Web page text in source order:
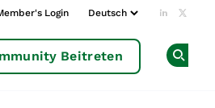
Login Add us
Beitreten